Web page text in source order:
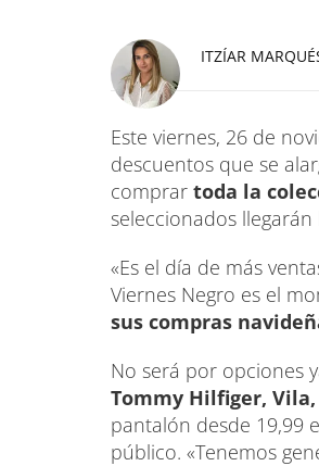
ITZÍAR
Este viernes, 26 de
descuentos que se
comprar toda la
seleccionados llegarán
«Es el día de más
Viernes Negro es el
sus compras
No será por opciones
Tommy Hilfiger, Vila,
pantalón desde 19,99
público. «Tenemos